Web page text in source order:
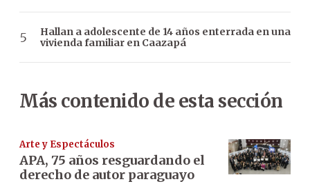
Hallan a adolescente de 14 años enterrada en una
vivienda familiar en Caazapá
Más contenido de esta sección
Arte y Espectáculos
APA, 75 años resguardando el
derecho de autor paraguayo